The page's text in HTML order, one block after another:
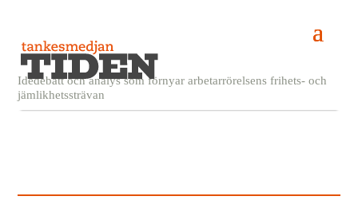
Idédebatt och analys som förnyar arbetarrörelsens frihets- och
jämlikhetssträvan